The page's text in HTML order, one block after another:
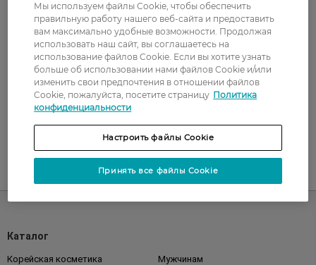
UA RU
Каталог
Корейская косметика Мужчинам
Мы используем файлы Cookie, чтобы обеспечить
правильную работу нашего веб-сайта и предоставить
вам максимально удобные возможности. Продолжая
использовать наш сайт, вы соглашаетесь на
использование файлов Cookie. Если вы хотите узнать
больше об использовании нами файлов Cookie и/или
изменить свои предпочтения в отношении файлов
Cookie, пожалуйста, посетите страницу Политика
конфиденциальности
Настроить файлы Cookie
Принять все файлы Cookie